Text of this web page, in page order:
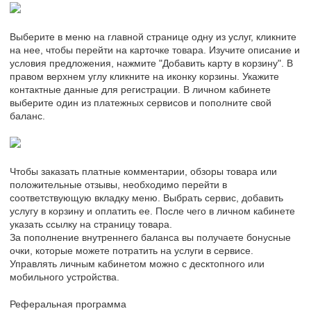
Выберите в меню на главной странице одну из услуг, кликните
на нее, чтобы перейти на карточке товара. Изучите описание и
условия предложения, нажмите "Добавить карту в корзину". В
правом верхнем углу кликните на иконку корзины. Укажите
контактные данные для регистрации. В личном кабинете
выберите один из платежных сервисов и пополните свой
баланс.
Чтобы заказать платные комментарии, обзоры товара или
положительные отзывы, необходимо перейти в
соответствующую вкладку меню. Выбрать сервис, добавить
услугу в корзину и оплатить ее. После чего в личном кабинете
указать ссылку на страницу товара.
За пополнение внутреннего баланса вы получаете бонусные
очки, которые можете потратить на услуги в сервисе.
Управлять личным кабинетом можно с десктопного или
мобильного устройства.
Реферальная программа